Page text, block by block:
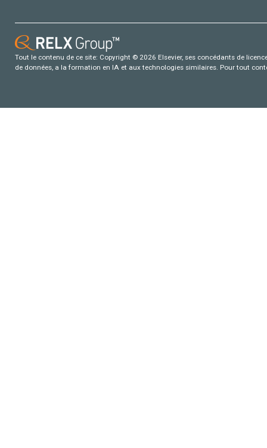
Tout le contenu de ce site: Copyright © 2026 Elsevier, ses concédants de
de données, a la formation en IA et aux technologies similaires. Pour tout